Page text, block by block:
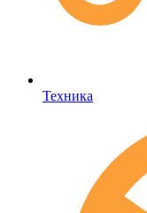
Техника